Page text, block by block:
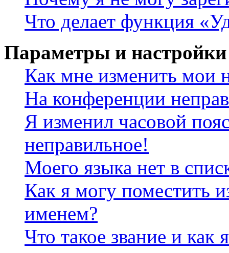
Что делает функция
Параметры и настройки
Как мне изменить мои
На конференции
Я изменил часовой
неправильное!
Моего языка нет в
Как я могу поместить
именем?
Что такое звание и как